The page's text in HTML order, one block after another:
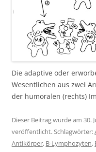
Die adaptive oder
Wesentlichen aus zwei
der humoralen (rechts)
Dieser Beitrag wurde am 30.
veröffentlicht. Schlagwörter:
Antikörper, B-Lymphozyten,